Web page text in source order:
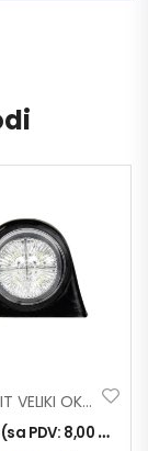
GABARIT VELIKI OK. LED NT
(sa PDV: 8,00 KM